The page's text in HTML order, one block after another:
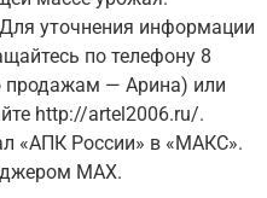
уточнения информации
по телефону 8
продажам — Арина) или
http://artel2006.ru/.
«АПК России» в «МАКС».
MAX.